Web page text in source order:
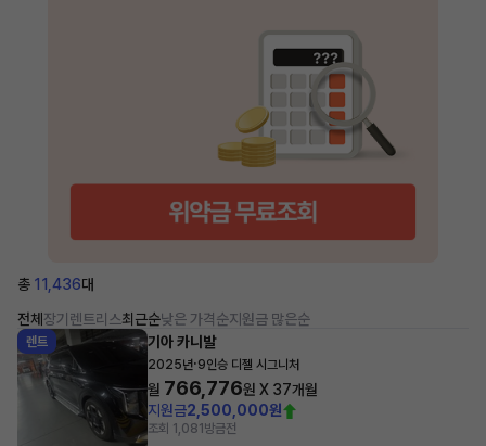
총 11,436대
전체 장기렌트리스최근순낮은 가격순지원금 많은순
렌트 기아 카니발
2025년·9인승 디젤 시그니처
월 766,776원 X 37개월
지원금2,500,000원
조회 1,081 방금전